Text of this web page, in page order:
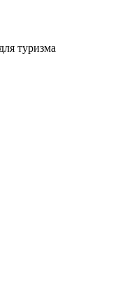
туризма